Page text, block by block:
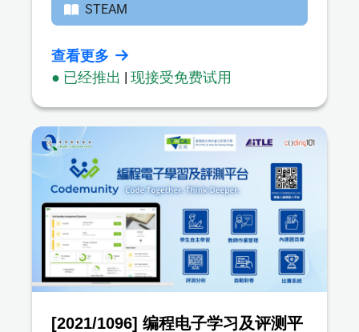
STEAM
查看更多
● 已经推出 | 现接受免费试用
[2021/1096] 编程电子学习及评测平